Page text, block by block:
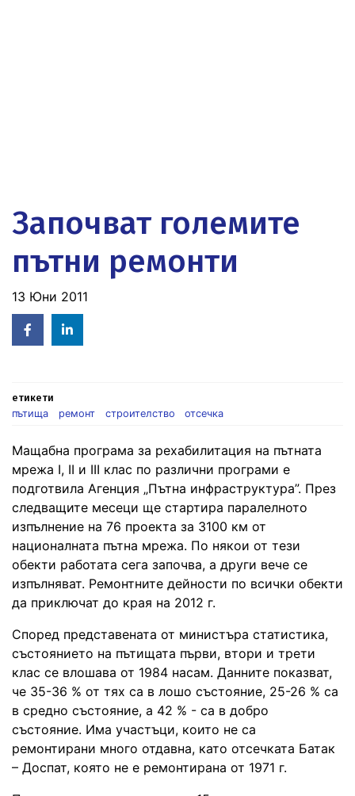
Започват големите
пътни ремонти
13 Юни 2011
Facebook
in
етикети
пътища
ремонт строителство отсечка
Мащабна програма за рехабилитация на пътната
мрежа І, ІІ и ІІІ клас по различни програми е
подготвила Агенция „Пътна инфраструктура”. През
следващите месеци ще стартира паралелното
изпълнение на 76 проекта за 3100 км от
националната пътна мрежа. По някои от тези
обекти работата сега започва, а други вече се
изпълняват. Ремонтните дейности по всички обекти
да приключат до края на 2012 г.
Според представената от министъра статистика,
състоянието на пътищата първи, втори и трети
клас се влошава от 1984 насам. Данните показват,
че 35-36 % от тях са в лошо състояние, 25-26 % са
в средно състояние, а 42 % - са в добро
състояние. Има участъци, които не са
ремонтирани много отдавна, като отсечката Батак
– Доспат, която не е ремонтирана от 1971 г.